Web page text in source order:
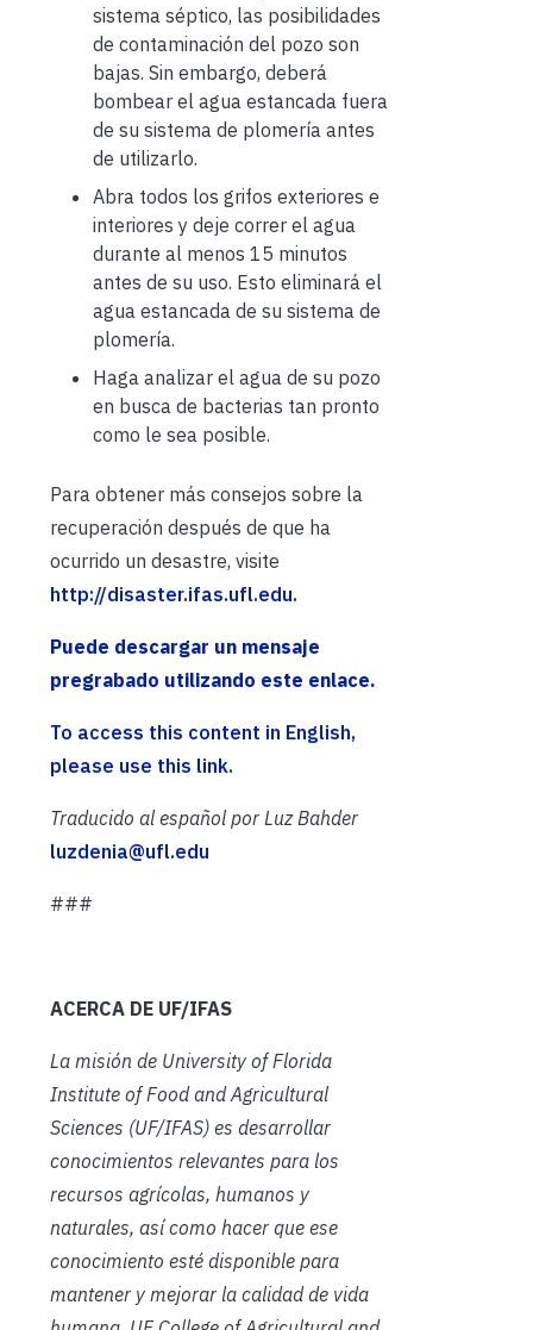
sistema séptico, las posibilidades
de contaminación del pozo son
bajas. Sin embargo, deberá
bombear el agua estancada fuera
de su sistema de plomería antes
de utilizarlo.
Abra todos los grifos exteriores e
interiores y deje correr el agua
durante al menos 15 minutos
antes de su uso. Esto eliminará el
agua estancada de su sistema de
plomería.
Haga analizar el agua de su pozo
en busca de bacterias tan pronto
como le sea posible.
Para obtener más consejos sobre la
recuperación después de que ha
ocurrido un desastre, visite
http://disaster.ifas.ufl.edu.
Puede descargar un mensaje
pregrabado utilizando este enlace.
To access this content in English,
please use this link.
Traducido al español por Luz Bahder
luzdenia@ufl.edu
###
ACERCA DE UF/IFAS
La misión de University of Florida
Institute of Food and Agricultural
Sciences (UF/IFAS) es desarrollar
conocimientos relevantes para los
recursos agrícolas, humanos y
naturales, así como hacer que ese
conocimiento esté disponible para
mantener y mejorar la calidad de vida